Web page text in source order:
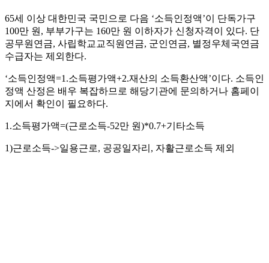
65세 이상 대한민국 국민으로 다음 ‘소득인정액’이 단독가구
100만 원, 부부가구는 160만 원 이하자가 신청자격이 있다. 단
공무원연금, 사립학교교직원연금, 군인연금, 별정우체국연금
수급자는 제외한다.
‘소득인정액=1.소득평가액+2.재산의 소득환산액’이다. 소득인
정액 산정은 배우 복잡하므로 해당기관에 문의하거나 홈페이
지에서 확인이 필요하다.
1.소득평가액=(근로소득-52만 원)*0.7+기타소득
1)근로소득->일용근로, 공공일자리, 자활근로소득 제외